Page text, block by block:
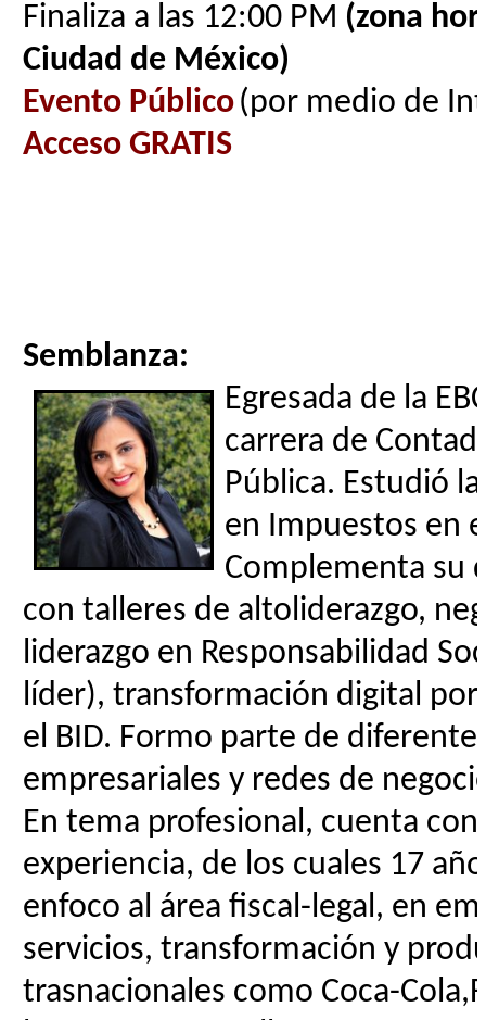
Finaliza a las 12:00 PM (zona
Ciudad de México)
Evento Público(por medio de
Acceso GRATIS
Semblanza:
Egresada de la
carrera de
Pública. Estudió
en Impuestos en
Complementa su
con talleres de altoliderazgo,
liderazgo en Responsabilidad
líder), transformación digital por
el BID. Formo parte de
empresariales y redes de
En tema profesional, cuenta con
experiencia, de los cuales 17
enfoco al área fiscal-legal, en
servicios, transformación y
trasnacionales como Coca-